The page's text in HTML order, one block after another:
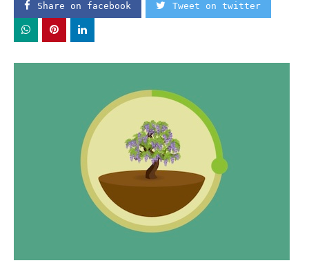
Share on facebook Tweet on twitter